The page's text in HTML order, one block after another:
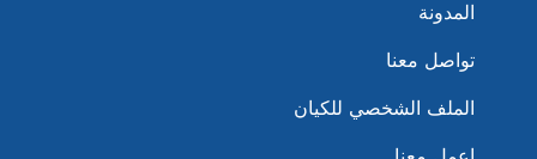
المدونة
تواصل معنا
الملف الشخصي للكيان